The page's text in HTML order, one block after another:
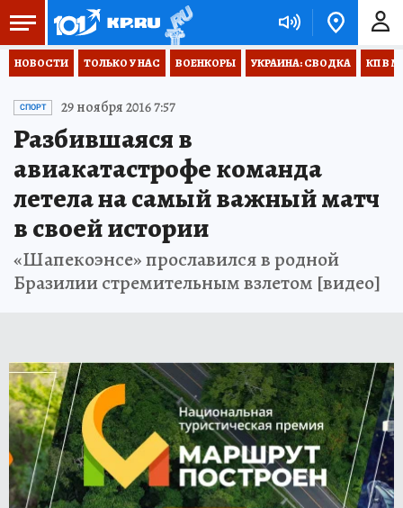
НОВОСТИ ТОЛЬКО У НАС ВОЕНКОРЫ УКРАИНА: СВОДКА КП В
СПОРТ 29 ноября 2016 7:57
Разбившаяся в
авиакатастрофе команда
летела на самый важный матч
в своей истории
«Шапекоэнсе» прославился в родной
Бразилии стремительным взлетом [видео]